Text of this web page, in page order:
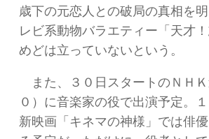
歳下の元恋人との破局の真相を
レビ系動物バラエティー「天才
めどは立っていないという。
また、３０日スタートのＮＨ
０）に音楽家の役で出演予定。
新映画「キネマの神様」では俳